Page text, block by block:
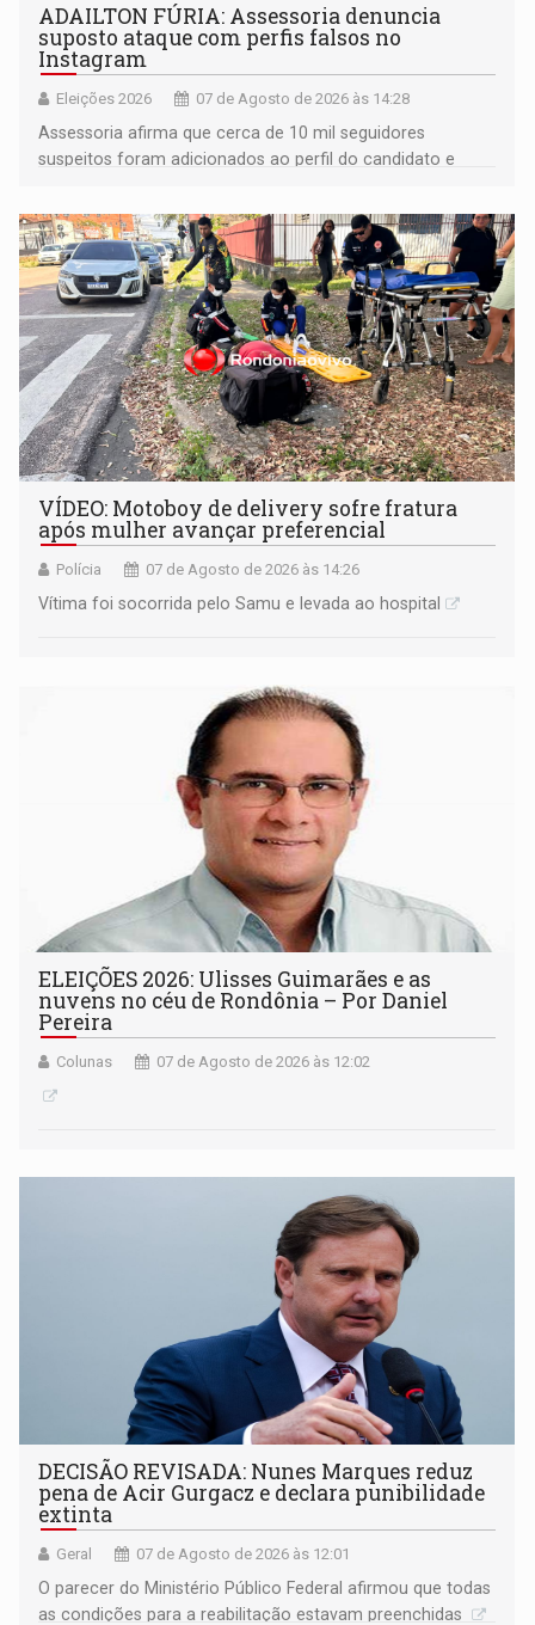
ADAILTON FÚRIA: Assessoria denuncia
suposto ataque com perfis falsos no
Instagram
Eleições 2026 07 de Agosto de 2026 às 14:28
Assessoria afirma que cerca de 10 mil seguidores
suspeitos foram adicionados ao perfil do candidato e
remover as contas
VÍDEO: Motoboy de delivery sofre fratura
após mulher avançar preferencial
Polícia 07 de Agosto de 2026 às 14:26
Vítima foi socorrida pelo Samu e levada ao hospital
ELEIÇÕES 2026: Ulisses Guimarães e as
nuvens no céu de Rondônia – Por Daniel
Pereira
Colunas 07 de Agosto de 2026 às 12:02
DECISÃO REVISADA: Nunes Marques reduz
pena de Acir Gurgacz e declara punibilidade
extinta
Geral 07 de Agosto de 2026 às 12:01
O parecer do Ministério Público Federal afirmou que todas
as condições para a reabilitação estavam preenchidas